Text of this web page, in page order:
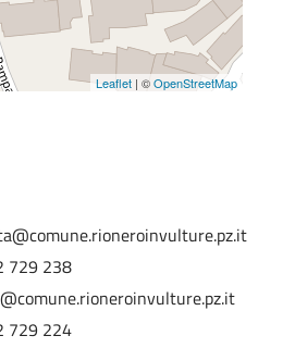
Leaflet | ©OpenStreetMap
729 238
729 224